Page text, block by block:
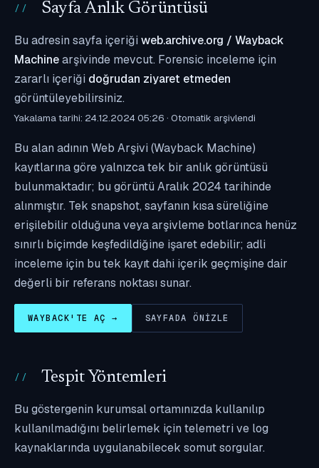
Sayfa Anlık Görüntüsü
Bu adresin sayfa içeriği web.archive.org / Wayback
Machinearşivinde mevcut. Forensic inceleme için
zararlı içeriği doğrudan ziyaret etmeden
görüntüleyebilirsiniz.
Yakalama tarihi: 24.12.2024 05:26 · Otomatik arşivlendi
Bu alan adının Web Arşivi (Wayback Machine)
kayıtlarına göre yalnızca tek bir anlık görüntüsü
bulunmaktadır; bu görüntü Aralık 2024 tarihinde
alınmıştır. Tek snapshot, sayfanın kısa süreliğine
erişilebilir olduğuna veya arşivleme botlarınca henüz
sınırlı biçimde keşfedildiğine işaret edebilir; adli
inceleme için bu tek kayıt dahi içerik geçmişine dair
değerli bir referans noktası sunar.
WAYBACK'TE AÇ → SAYFADA ÖNIZLE
Tespit Yöntemleri
Bu göstergenin kurumsal ortamınızda kullanılıp
kullanılmadığını belirlemek için telemetri ve log
kaynaklarında uygulanabilecek somut sorgular.